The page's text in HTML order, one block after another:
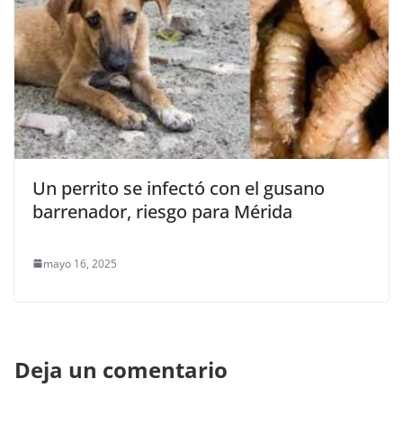
Un perrito se infectó con el gusano
barrenador, riesgo para Mérida
mayo 16, 2025
Deja un comentario